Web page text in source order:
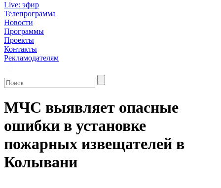
Live: эфир
Телепрограмма
Новости
Программы
Проекты
Контакты
Рекламодателям
МЧС выявляет опасные
ошибки в установке
пожарных извещателей в
Колывани